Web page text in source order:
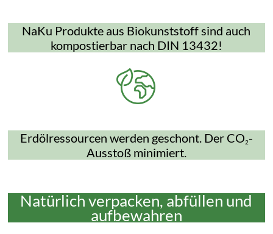
NaKu Produkte aus Biokunststoff sind auch
kompostierbar nach DIN 13432!
Erdölressourcen werden geschont. Der CO2-
Ausstoß minimiert.
Natürlich verpacken, abfüllen und
aufbewahren